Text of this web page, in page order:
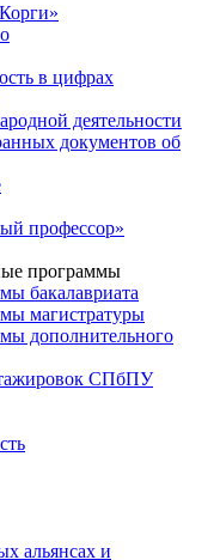
в цифрах
деятельности
документов об
профессор»
программы
бакалавриата
магистратуры
дополнительного
СПбПУ
альянсах и